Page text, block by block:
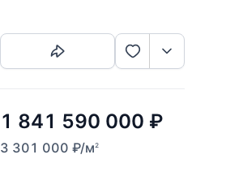
1 841 590 000 ₽
3 301 000 ₽/м2